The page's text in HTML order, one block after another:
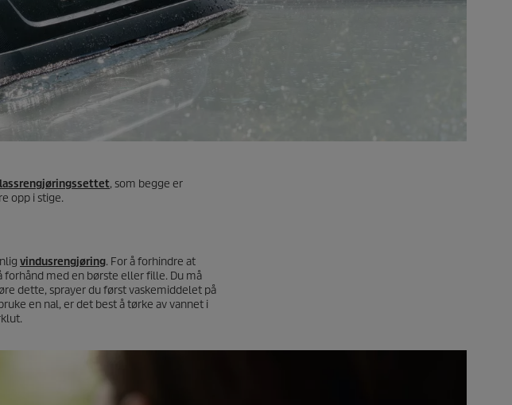
, som begge er
opp i stige.
vindusrengjøring. For å forhindre at
med en børste eller fille. Du må
dette, sprayer du først vaskemiddelet på
en nal, er det best å tørke av vannet i